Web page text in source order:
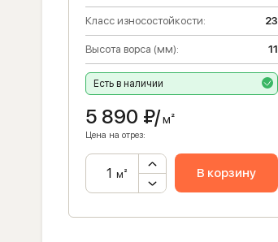
Класс износостойкости: 23
Высота ворса (мм): 11
Есть в наличии
5 890 ₽/м²
Цена на отрез:
м² В корзину